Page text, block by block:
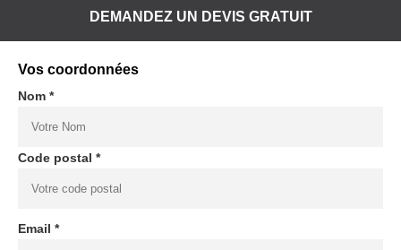
DEMANDEZ UN DEVIS GRATUIT
Vos coordonnées
Nom *
Code postal *
Email *